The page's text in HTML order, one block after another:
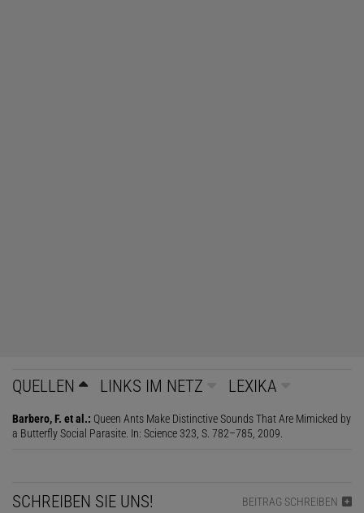
QUELLEN LINKS IM NETZ LEXIKA
Barbero, F. et al.: Queen Ants Make Distinctive Sounds That Are Mimicked by
a Butterfly Social Parasite. In: Science 323, S. 782–785, 2009.
SCHREIBEN SIE UNS! BEITRAG SCHREIBEN